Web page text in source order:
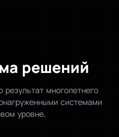
решений
многолетнего
системами
уровне.